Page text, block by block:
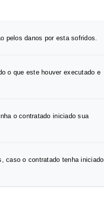
pelos danos por esta sofridos.
o que este houver executado e
o contratado iniciado sua
caso o contratado tenha iniciado